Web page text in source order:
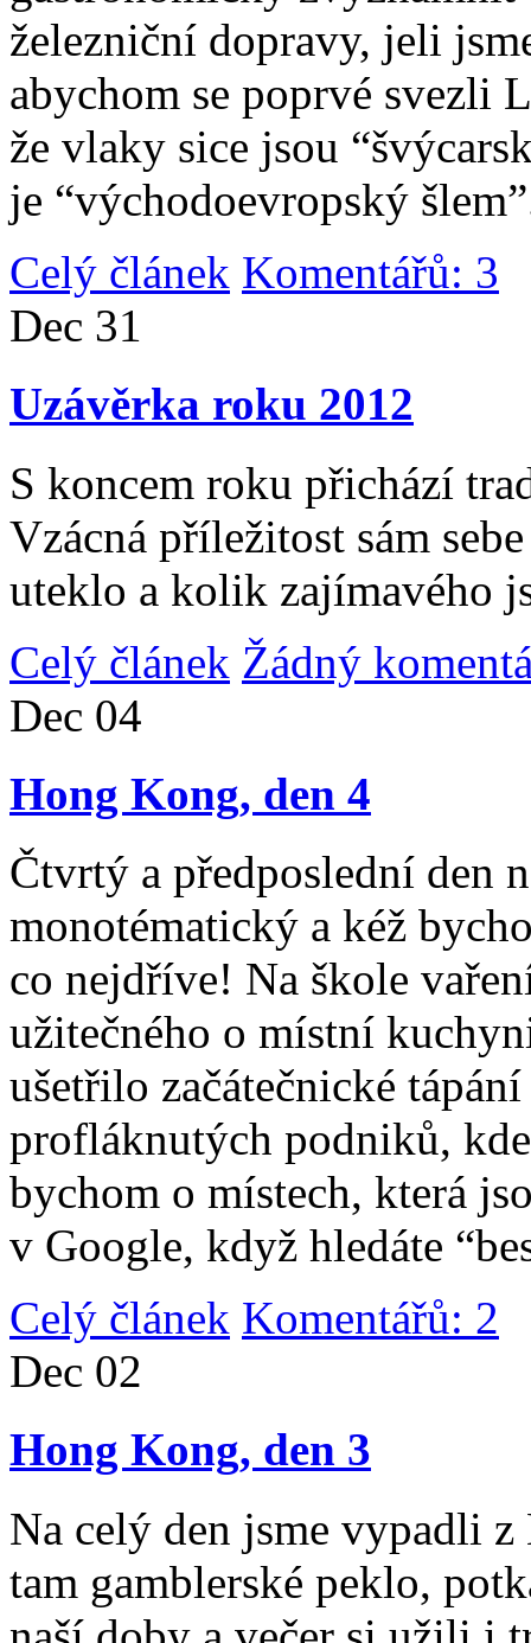
železniční dopravy, jeli
abychom se poprvé svezli
že vlaky sice jsou
je “východoevropský
Celý článek Komentářů: 3
Dec 31
Uzávěrka roku 2012
S koncem roku přichází
Vzácná příležitost sám
uteklo a kolik zajímavého
Celý článek Žádný
Dec 04
Hong Kong, den 4
Čtvrtý a předposlední den
monotématický a kéž
co nejdříve! Na škole
užitečného o místní
ušetřilo začátečnické
profláknutých podniků,
bychom o místech, která
v Google, když hledáte
Celý článek Komentářů: 2
Dec 02
Hong Kong, den 3
Na celý den jsme vypadli
tam gamblerské peklo,